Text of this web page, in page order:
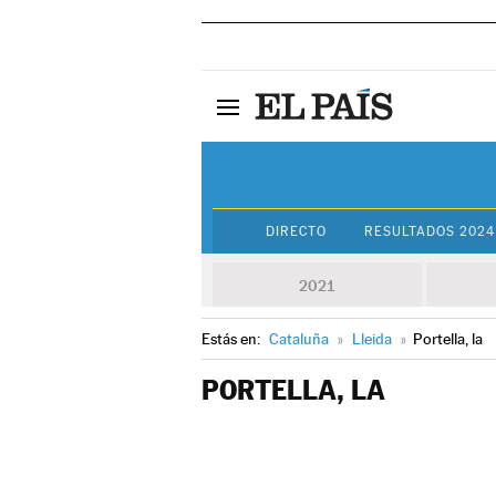
DIRECTO RESULTADOS 2024
2021
Estás en: Cataluña » Lleida » Portella, la
PORTELLA, LA